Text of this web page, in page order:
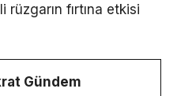
rüzgarın fırtına etkisi
Gündem